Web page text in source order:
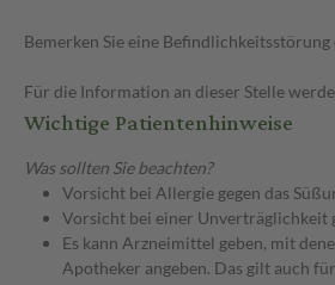
Bemerken Sie eine
Für die Information an dieser Stelle
Wichtige Patientenhinweise
Was sollten Sie beachten?
Vorsicht bei Allergie gegen das
Vorsicht bei einer Unverträglichkeit
Es kann Arzneimittel geben, mit
Apotheker angeben. Das gilt auch